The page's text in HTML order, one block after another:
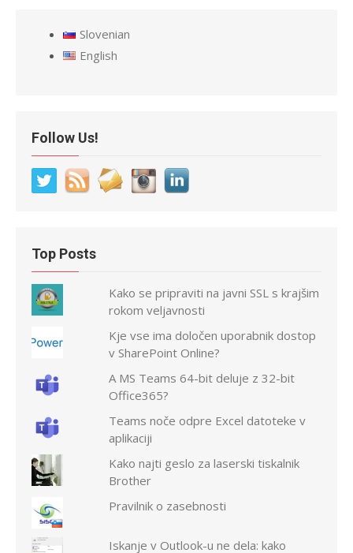
Slovenian
English
Follow Us!
Top Posts
Kako se pripraviti na javni SSL s krajšim
rokom veljavnosti
Kje vse ima določen uporabnik dostop
v SharePoint Online?
A MS Teams 64-bit deluje z 32-bit
Office365?
Teams noče odpre Excel datoteke v
aplikaciji
Kako najti geslo za laserski tiskalnik
Brother
Pravilnik o zasebnosti
Iskanje v Outlook-u ne dela: kako